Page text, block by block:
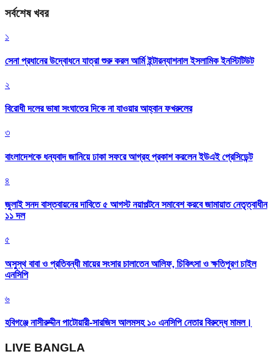
সর্বশেষ খবর
১
সেনা প্রধানের উদ্বোধনে যাত্রা শুরু করল আর্মি ইন্টারন্যাশনাল ইসলামিক ইনস্টিটিউট
২
বিরোধী দলের ভাষা সংঘাতের দিকে না যাওয়ার আহ্বান ফখরুলের
৩
বাংলাদেশকে ধন্যবাদ জানিয়ে ঢাকা সফরে আগ্রহ প্রকাশ করলেন ইউএই প্রেসিডেন্ট
৪
জুলাই সনদ বাস্তবায়নের দাবিতে ৫ আগস্ট নয়াপল্টনে সমাবেশ করবে জামায়াত নেতৃত্বাধীন
১১ দল
৫
অসুস্থ বাবা ও প্রতিবন্ধী মায়ের সংসার চালাতেন আলিফ, চিকিৎসা ও ক্ষতিপূরণ চাইল
এনসিপি
৬
হবিগঞ্জে নাসীরুদ্দীন পাটোয়ারী-সারজিস আলমসহ ১০ এনসিপি নেতার বিরুদ্ধে মামল।
LIVE BANGLA